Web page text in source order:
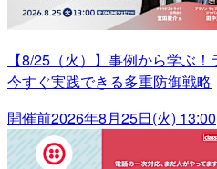
【8/25（火）】事例から学ぶ
今すぐ実践できる多重防御戦略
開催前2026年8月25日(火) 13:00